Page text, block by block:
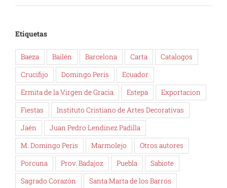
Etiquetas
Baeza Bailén Barcelona Carta
Catalogos
Crucifijo
Domingo Peris
Ecuador
Ermita de la Virgen de Gracia
Estepa
Exportacion
Fiestas
Instituto Cristiano de Artes Decorativas
Jaén
Juan Pedro Lendínez Padilla
M. Domingo Peris
Marmolejo
Otros autores
Porcuna
Prov. Badajoz Puebla
Sabiote
Sagrado Corazón
Santa Marta de los Barros